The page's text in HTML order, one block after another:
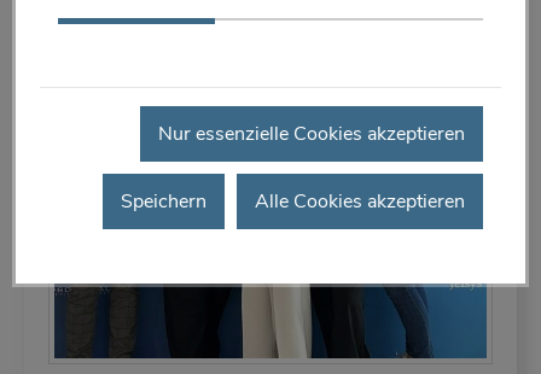
Nur essenzielle Cookies akzeptieren
Speichern Alle Cookies akzeptieren